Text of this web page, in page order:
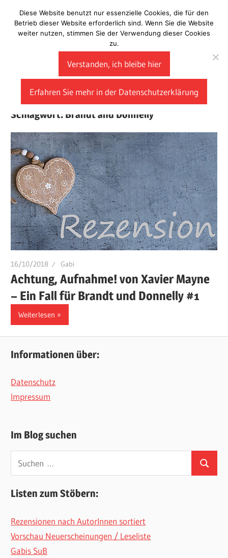
Inhalt
springen
Laberladen
Schlagwort: Brandt and Donnelly
16/10/2018 Gabi
Achtung, Aufnahme! von Xavier Mayne
– Ein Fall für Brandt und Donnelly #1
Weiterlesen
Informationen über:
Datenschutz
Impressum
Im Blog suchen
Suchen
nach:
Suchen
Listen zum Stöbern:
Rezensionen nach AutorInnen sortiert
Vorschau Neuerscheinungen / Leseliste
Gabis SuB
Diese Website benutzt nur essenzielle Cookies, die für den
Betrieb dieser Website erforderlich sind. Wenn Sie die Website
weiter nutzen, stimmen Sie der Verwendung dieser Cookies
zu.
Verstanden, ich bleibe hier
Erfahren Sie mehr in der Datenschutzerklärung